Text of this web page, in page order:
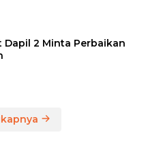
Dapil 2 Minta Perbaikan